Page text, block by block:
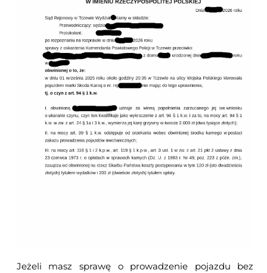
Jeżeli masz sprawę o prowadzenie pojazdu bez